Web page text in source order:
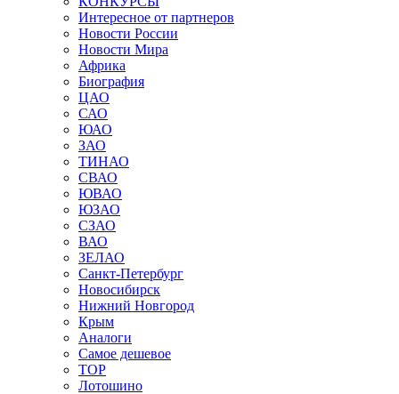
Интересное от партнеров
Новости России
Новости Мира
Африка
Биография
ЦАО
САО
ЮАО
ЗАО
ТИНАО
СВАО
ЮВАО
ЮЗАО
СЗАО
ВАО
ЗЕЛАО
Санкт-Петербург
Новосибирск
Нижний Новгород
Крым
Аналоги
Самое дешевое
TOP
Лотошино